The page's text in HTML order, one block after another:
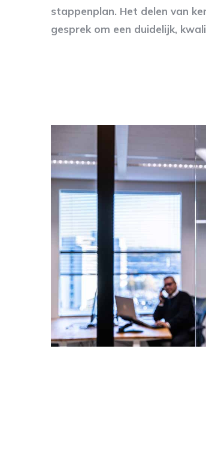
stappenplan. Het delen van
gesprek om een duidelijk,